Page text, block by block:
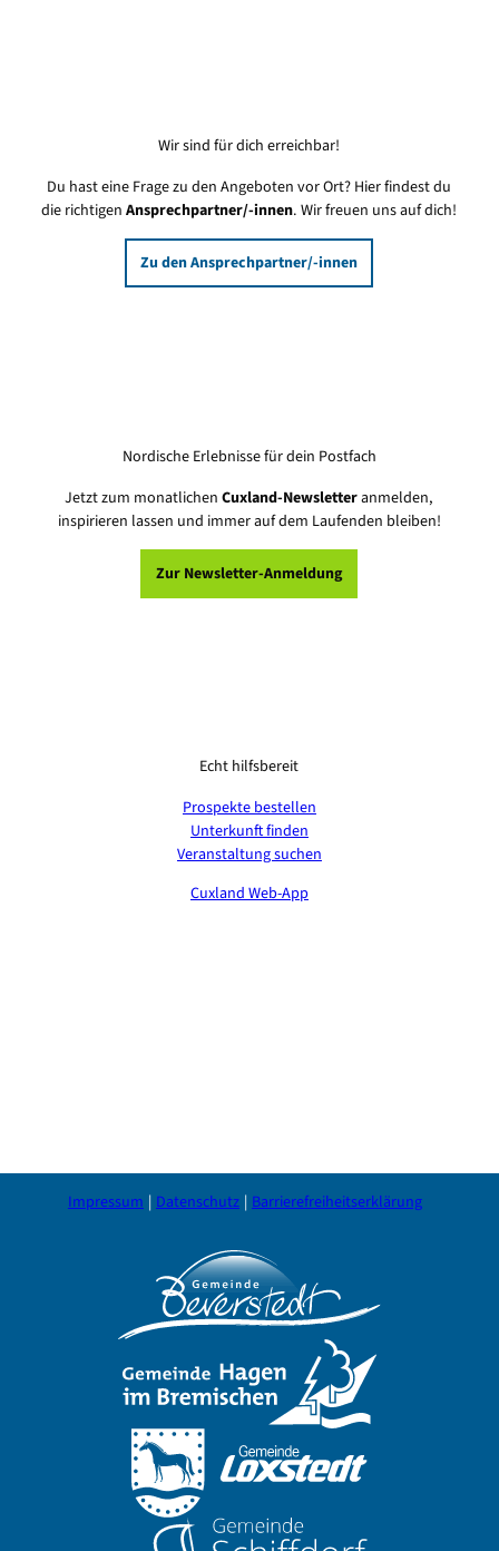
Wir sind für dich erreichbar!
Du hast eine Frage zu den Angeboten vor Ort? Hier findest du
die richtigenAnsprechpartner/-innen. Wir freuen uns auf dich!
Zu den Ansprechpartner/-innen
Nordische Erlebnisse für dein Postfach
Jetzt zum monatlichenCuxland-Newsletteranmelden,
inspirieren lassen und immer auf dem Laufenden bleiben!
Zur Newsletter-Anmeldung
Echt hilfsbereit
Prospekte bestellen
Unterkunft finden
Veranstaltung suchen
Cuxland Web-App
Impressum Datenschutz Barrierefreiheitserklärung